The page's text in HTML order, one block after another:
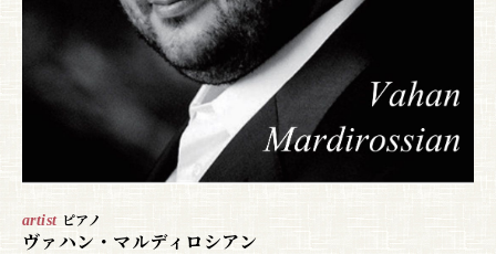
artist ピアノ
ヴァハン・マルディロシアン